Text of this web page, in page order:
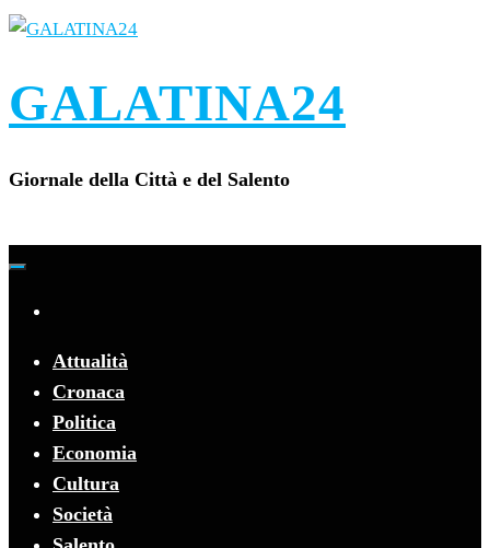
Vai
contenuto
GALATINA24
Giornale della Città e del Salento
Attualità
Cronaca
Politica
Economia
Cultura
Società